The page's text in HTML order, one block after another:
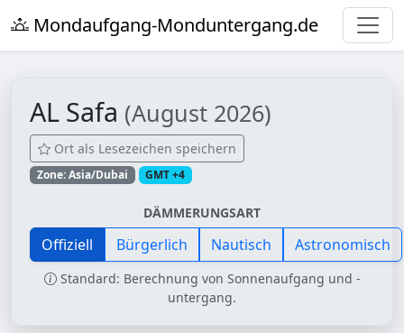
Mondaufgang-Monduntergang.de
AL Safa (August 2026)
Ort als Lesezeichen speichern
Zone: Asia/Dubai GMT +4
DÄMMERUNGSART
Offiziell Bürgerlich Nautisch Astronomisch
Standard: Berechnung von Sonnenaufgang und -
untergang.